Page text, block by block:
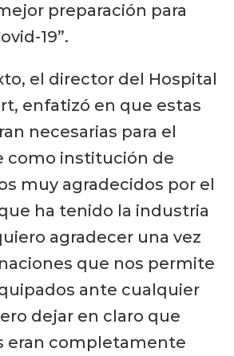
preparación para
19”.
el director del Hospital
enfatizó en que estas
necesarias para el
como institución de
muy agradecidos por el
ha tenido la industria
agradecer una vez
que nos permite
ante cualquier
dejar en claro que
eran completamente